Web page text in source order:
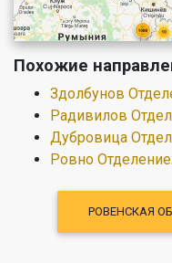
Похожие
Здолбунов
Радивилов
Дубровица
Ровно
РОВЕНСКАЯ